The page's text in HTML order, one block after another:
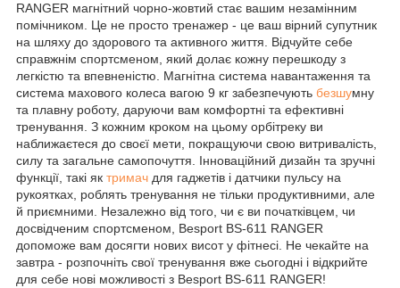
RANGER магнітний чорно-жовтий стає вашим незамінним
помічником. Це не просто тренажер - це ваш вірний супутник
на шляху до здорового та активного життя. Відчуйте себе
справжнім спортсменом, який долає кожну перешкоду з
легкістю та впевненістю. Магнітна система навантаження та
система махового колеса вагою 9 кг забезпечують безшумну
та плавну роботу, даруючи вам комфортні та ефективні
тренування. З кожним кроком на цьому орбітреку ви
наближаєтеся до своєї мети, покращуючи свою витривалість,
силу та загальне самопочуття. Інноваційний дизайн та зручні
функції, такі як тримач для гаджетів і датчики пульсу на
рукоятках, роблять тренування не тільки продуктивними, але
й приємними. Незалежно від того, чи є ви початківцем, чи
досвідченим спортсменом, Besport BS-611 RANGER
допоможе вам досягти нових висот у фітнесі. Не чекайте на
завтра - розпочніть свої тренування вже сьогодні і відкрийте
для себе нові можливості з Besport BS-611 RANGER!